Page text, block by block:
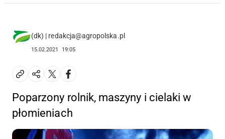
(dk) | redakcja@agropolska.pl
15.02.2021 19:05
Poparzony rolnik, maszyny i cielaki w
płomieniach